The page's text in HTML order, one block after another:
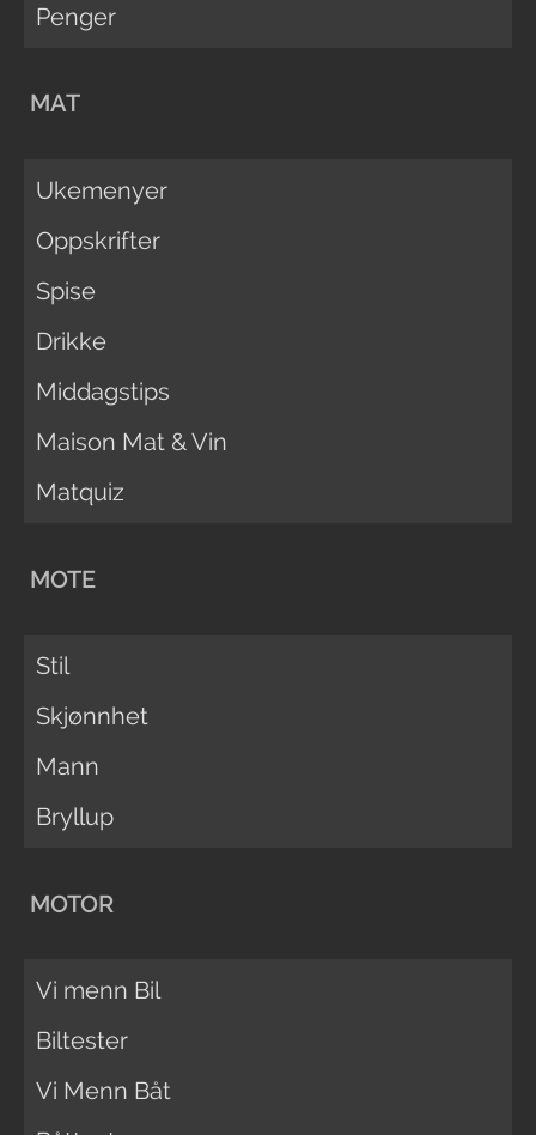
Penger
MAT
Ukemenyer
Oppskrifter
Spise
Drikke
Middagstips
Maison Mat & Vin
Matquiz
MOTE
Stil
Skjønnhet
Mann
Bryllup
MOTOR
Vi menn Bil
Biltester
Vi Menn Båt